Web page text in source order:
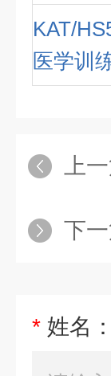
KAT/
医学训
上
下一
* 姓名：